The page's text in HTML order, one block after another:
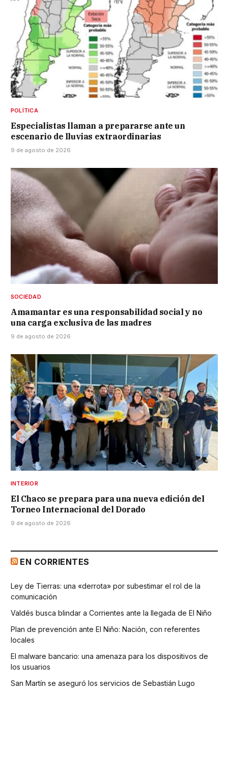
POLÍTICA
Especialistas llaman a prepararse ante un
escenario de lluvias extraordinarias
9 de agosto de 2026
SOCIEDAD
Amamantar es una responsabilidad social y no
una carga exclusiva de las madres
9 de agosto de 2026
INTERIOR
El Chaco se prepara para una nueva edición del
Torneo Internacional del Dorado
9 de agosto de 2026
EN CORRIENTES
Ley de Tierras: una «derrota» por subestimar el rol de la
comunicación
Valdés busca blindar a Corrientes ante la llegada de El Niño
Plan de prevención ante El Niño: Nación, con referentes
locales
El malware bancario: una amenaza para los dispositivos de
los usuarios
San Martín se aseguró los servicios de Sebastián Lugo